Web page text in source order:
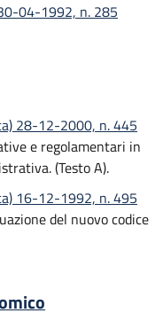
04-1992, n. 285
28-12-2000, n. 445
e regolamentari in
(Testo A).
16-12-1992, n. 495
del nuovo codice